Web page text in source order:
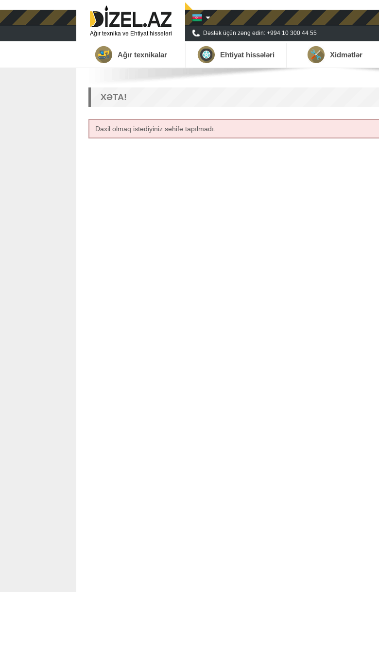
Ağır texnika və Ehtiyat hissələri Dəstək üçün zəng edin: +994 10 300 44 55
Ağır texnikalar Ehtiyat hissələri Xidmətlər
XƏTA!
Daxil olmaq istədiyiniz səhifə tapılmadı.